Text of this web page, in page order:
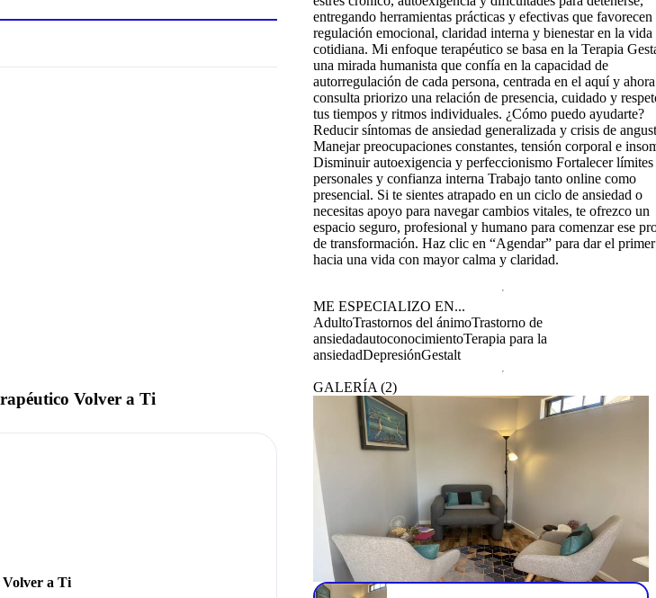
Volver a Ti
Volver a Ti
entregando herramientas prácticas y efectivas que favorecen
regulación emocional, claridad interna y bienestar en la vida
cotidiana. Mi enfoque terapéutico se basa en la Terapia
una mirada humanista que confía en la capacidad de
autorregulación de cada persona, centrada en el aquí y
consulta priorizo una relación de presencia, cuidado y
tus tiempos y ritmos individuales. ¿Cómo puedo ayudarte?
Reducir síntomas de ansiedad generalizada y crisis de
Manejar preocupaciones constantes, tensión corporal e
Disminuir autoexigencia y perfeccionismo Fortalecer límites
personales y confianza interna Trabajo tanto online como
presencial. Si te sientes atrapado en un ciclo de ansiedad o
necesitas apoyo para navegar cambios vitales, te ofrezco un
espacio seguro, profesional y humano para comenzar ese
de transformación. Haz clic en “Agendar” para dar el
hacia una vida con mayor calma y claridad.
ME ESPECIALIZO EN...
AdultoTrastornos del ánimoTrastorno de
ansiedadautoconocimientoTerapia para la
ansiedadDepresiónGestalt
GALERÍA (2)